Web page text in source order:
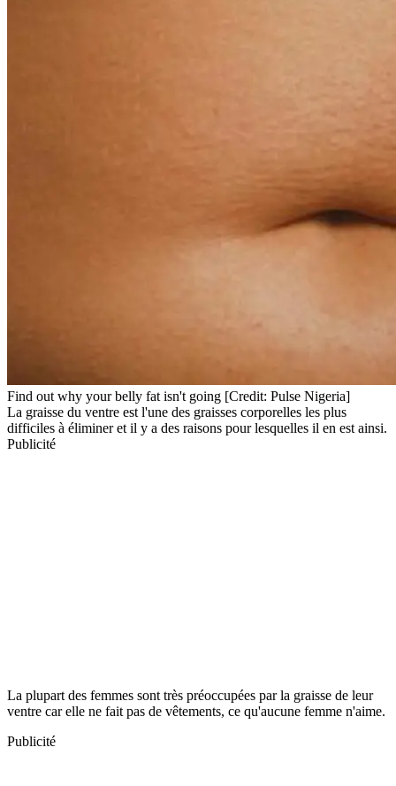
Find out why your belly fat isn't going [Credit: Pulse Nigeria]
La graisse du ventre est l'une des graisses corporelles les plus
difficiles à éliminer et il y a des raisons pour lesquelles il en est ainsi.
Publicité
La plupart des femmes sont très préoccupées par la graisse de leur
ventre car elle ne fait pas de vêtements, ce qu'aucune femme n'aime.
Publicité